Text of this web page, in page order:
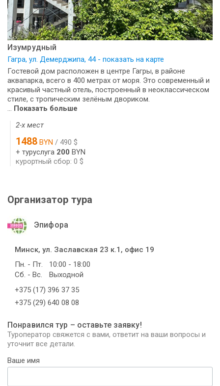
Изумрудный
Гагра, ул. Демерджипа, 44 - показать на карте
Гостевой дом расположен в центре Гагры, в районе
аквапарка, всего в 400 метрах от моря. Это современный и
красивый частный отель, построенный в неоклассическом
стиле, с тропическим зелёным двориком.
Показать больше
2-х мест
1488 BYN / 490 $
+ туруслуга 200 BYN
курортный сбор: 0 $
Организатор тура
Эпифора
Минск, ул. Заславская 23 к.1, офис 19
Пн. - Пт.
10:00 - 18:00
Сб. - Вс.
Выходной
+375 (17) 396 37 35
+375 (29) 640 08 08
Понравился тур – оставьте заявку!
Туроператор свяжется с вами, ответит на ваши вопросы и
уточнит все детали.
Ваше имя